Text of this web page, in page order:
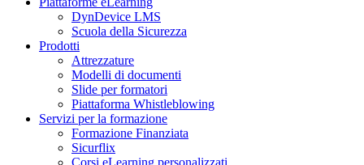
DynDevice LMS
Scuola della Sicurezza
Prodotti
Attrezzature
Modelli di documenti
Slide per formatori
Piattaforma Whistleblowing
Servizi per la formazione
Formazione Finanziata
Sicurflix
Corsi eLearning personalizzati